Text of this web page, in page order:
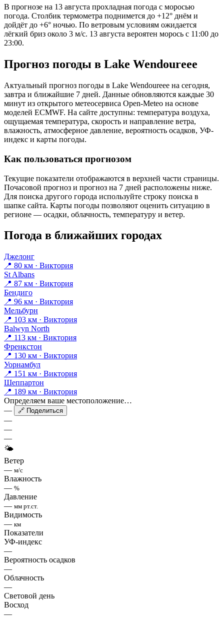
В прогнозе на 13 августа прохладная погода с моросью
погода. Столбик термометра поднимется до +12° днём и
дойдёт до +6° ночью. По ветровым условиям ожидается
лёгкий бриз около 3 м/с. 13 августа вероятен морось с 11:00 до
23:00.
Прогноз погоды в Lake Wendoureeе
Актуальный прогноз погоды в Lake Wendoureeе на сегодня,
завтра и ближайшие 7 дней. Данные обновляются каждые 30
минут из открытого метеосервиса Open-Meteo на основе
моделей ECMWF. На сайте доступны: температура воздуха,
ощущаемая температура, скорость и направление ветра,
влажность, атмосферное давление, вероятность осадков, УФ-
индекс и карты погоды.
Как пользоваться прогнозом
Текущие показатели отображаются в верхней части страницы.
Почасовой прогноз и прогноз на 7 дней расположены ниже.
Для поиска другого города используйте строку поиска в
шапке сайта. Карты погоды позволяют оценить ситуацию в
регионе — осадки, облачность, температуру и ветер.
Погода в ближайших городах
Джелонг
📍 80 км · Виктория
St Albans
📍 87 км · Виктория
Бендиго
📍 96 км · Виктория
Мельбурн
📍 103 км · Виктория
Balwyn North
📍 113 км · Виктория
Френкстон
📍 130 км · Виктория
Уорнамбул
📍 151 км · Виктория
Шеппартон
📍 189 км · Виктория
Определяем ваше местоположение…
—
🔗 Поделиться
—
—
—
🌤
Ветер
— м/с
Влажность
— %
Давление
— мм рт.ст.
Видимость
— км
Показатели
УФ-индекс
—
Вероятность осадков
—
Облачность
—
Световой день
Восход
—